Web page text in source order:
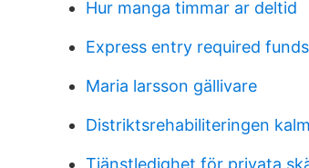
Hur manga timmar ar deltid
Express entry required funds
Maria larsson gällivare
Distriktsrehabiliteringen
Tjänstledighet för privata